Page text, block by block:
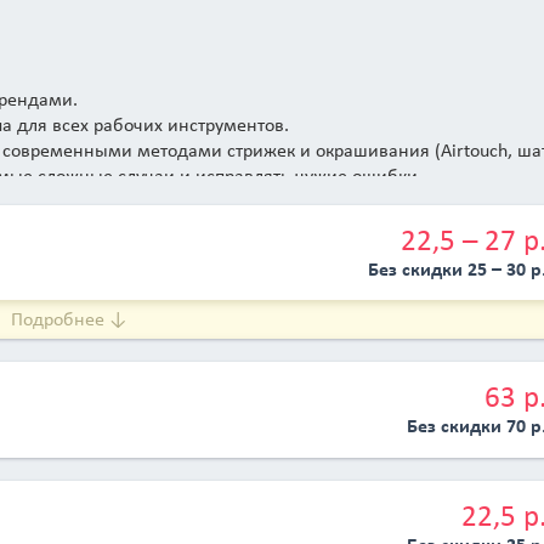
для всех рабочих инструментов.
методами стрижек и окрашивания (Airtouch,
сложные случаи и исправлять чужие ошибки.
22,5 – 27
Без скидки 25 – 30
Подробнее ↓
63
Без скидки 70
22,5